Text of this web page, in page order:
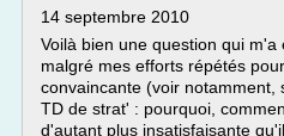
14 septembre 2010
Voilà bien une question qui
malgré mes efforts répétés
convaincante (voir
TD de strat' : pourquoi,
d'autant plus insatisfaisante